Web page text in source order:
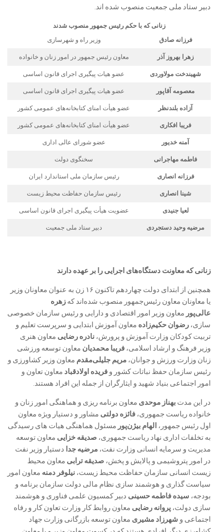
دبیر ستاد ملی جمعیت منصوب شده اند.
زنانی که با حکم رئیس جمهور منصوب شدند
فرزانه صادق
وزیر راه و شهرسازی
زهرا بهروز آذر معاون رئیس جمهور در امور زنان و خانواده
شهیندخت مولاوردی عضو هیات پیگیری اجرای قانون اساسی
معصومه آقاپور عضو هیات پیگیری اجرای قانون اساسی
آزاده بلندنظر عضو هیأت امنای کتابخانه‌های عمومی کشور
فریبا افکاری عضو هیأت امنای کتابخانه‌های عمومی کشور
آمنه خدیور عضو شورای عالی اداری
فاطمه مهاجرانی سخنگوی دولت
فرزانه انصاری رئیس سازمان ملی استاندارد ایران
شینا انصاری رئیس سازمان حفاظت محیط زیست
لعیا جنیدی عضویت هیأت پیگیری اجرای قانون اساسی
مرضیه وحید دستجردی دبیر ستاد ملی جمعیت
زنانی که معاونت دستگاه‌های اجرایی را بر عهده دارند
همچنین از ابتدای دولت چهاردهم تاکنون ۱۶ زن به عنوان معاونان وزیر
یا معاونان معاون رئیس‌جمهور منصوب شده‌اند که زهره
عالی‌پور معاون وزیر امور اقتصادی و دارایی و رئیس سازمان خصوصی
سازی، رضوان حکیم‌زاده معاون آموزش ابتدایی و سرپرست تعلیم و
تربیت کودکان وزارت آموزش و پرورش، نادره رضایی معاون هنری
وزیر فرهنگ و ارشاد اسلامی، فریبا محمدیان معاون توسعه ورزشی
زنان وزارت ورزش و جوانان، مریم جلیلی‌مقدم معاون وزیر کشاورزی و
رئیس سازمان حفظ نباتات کشور و فریده اولادقباد معاون تعاون و
امور اجتماعی بنیاد شهید و ایثارگران از جمله این افراد هستند.
در این مدت بهناز موحدی معاون برنامه ریزی و هماهنگی امور زنان و
خانواده ریاست جمهوری، فائزه دولتی مشاور و دستیار ویژه معاون
اول رئیس جمهور، الهام بیژن‌پور مسئول هماهنگی هیات های رسیدگی
به تخلفات اداری نهاد ریاست جمهوری، صدیقه خزایی معاون توسعه
مدیریت و سرمایه انسانی وزارت نفت، مرضیه جدا دستیار وزیر نفت
در امور پتروشیمی و پالایش و پخش، صدیقه ترابی معاون محیط
زیست انسانی سازمان حفاظت محیط زیست، نیلوفر دمنه معاون امور
سیاست گذاری و هوشمند سازی نظام مالی دولت سازمان برنامه و
بودجه، سیده فاطمه حسینی دبیر کمسیون علمی فناوری و هوشمند
سازی دولت، پروانه رضایی معاون روابط کار وزارت تعاون کار و رفاه
اجتماعی و شهرزاد مشیری معاون توسعه بازرگانی وزارت جهاد